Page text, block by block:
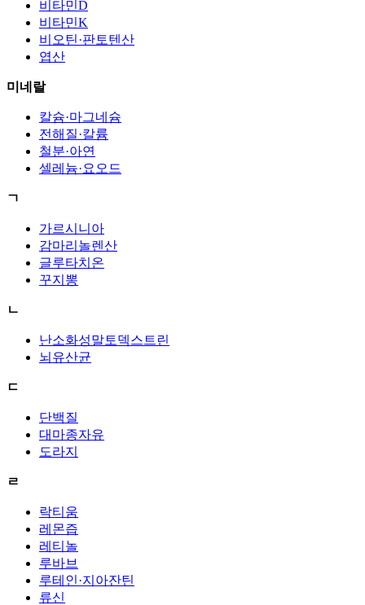
비타민D
비타민K
비오틴·판토텐산
엽산
미네랄
칼슘·마그네슘
전해질·칼륨
철분·아연
셀레늄·요오드
ㄱ
가르시니아
감마리놀렌산
글루타치온
꾸지뽕
ㄴ
난소화성말토덱스트린
뇌유산균
ㄷ
단백질
대마종자유
도라지
ㄹ
락티움
레몬즙
레티놀
루바브
루테인·지아잔틴
류신